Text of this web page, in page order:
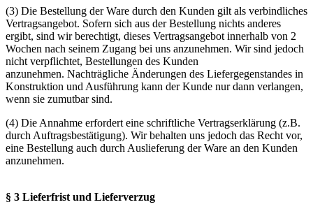
(3) Die Bestellung der Ware durch den Kunden gilt als verbindliches
Vertragsangebot. Sofern sich aus der Bestellung nichts anderes
ergibt, sind wir berechtigt, dieses Vertragsangebot innerhalb von 2
Wochen nach seinem Zugang bei uns anzunehmen. Wir sind jedoch
nicht verpflichtet, Bestellungen des Kunden
anzunehmen. Nachträgliche Änderungen des Liefergegenstandes in
Konstruktion und Ausführung kann der Kunde nur dann verlangen,
wenn sie zumutbar sind.
(4) Die Annahme erfordert eine schriftliche Vertragserklärung (z.B.
durch Auftragsbestätigung). Wir behalten uns jedoch das Recht vor,
eine Bestellung auch durch Auslieferung der Ware an den Kunden
anzunehmen.
§ 3 Lieferfrist und Lieferverzug